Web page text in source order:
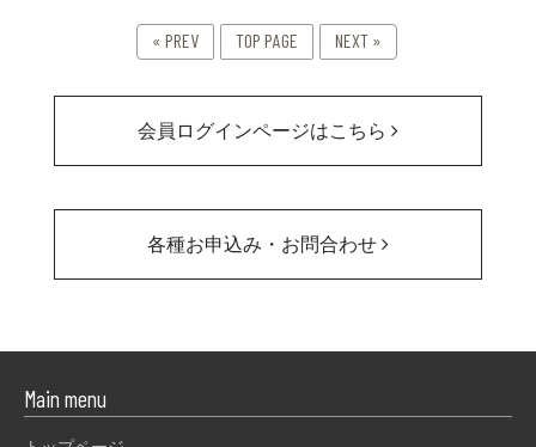
« PREV TOP PAGE NEXT »
会員ログインページはこちら
各種お申込み・お問合わせ
Main menu